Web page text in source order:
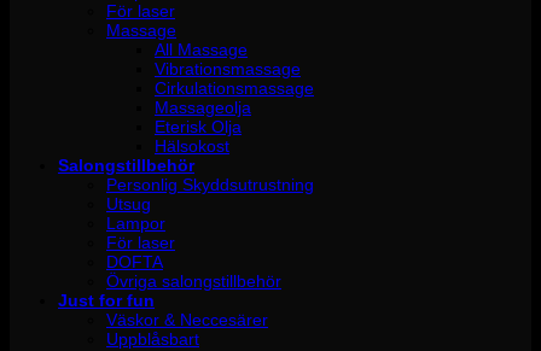
För laser
Massage
All Massage
Vibrationsmassage
Cirkulationsmassage
Massageolja
Eterisk Olja
Hälsokost
Salongstillbehör
Personlig Skyddsutrustning
Utsug
Lampor
För laser
DOFTA
Övriga salongstillbehör
Just for fun
Väskor & Neccesärer
Uppblåsbart